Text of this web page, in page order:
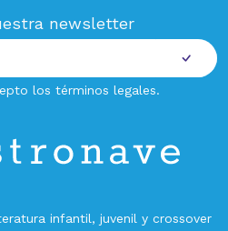
newsletter
los términos legales.
infantil, juvenil y crossover